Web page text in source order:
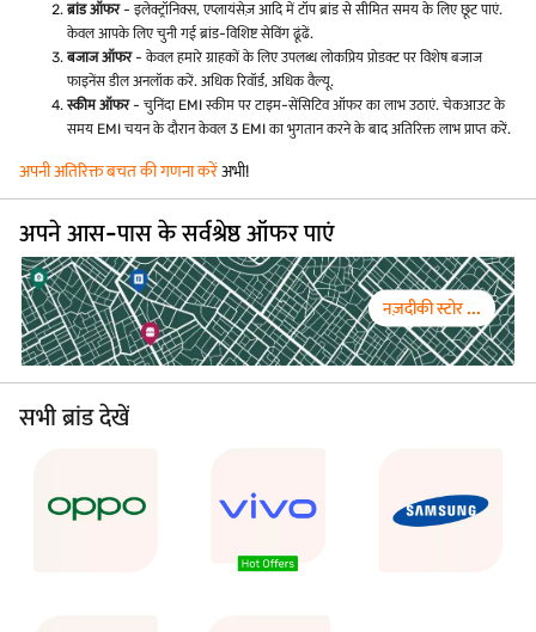
ब्रांड ऑफर- इलेक्ट्रॉनिक्स, एप्लायंसेज़ आदि में टॉप ब्रांड से सीमित समय के लिए छूट पाएं.
केवल आपके लिए चुनी गई ब्रांड-विशिष्ट सेविंग ढूंढें.
बजाज ऑफर- केवल हमारे ग्राहकों के लिए उपलब्ध लोकप्रिय प्रोडक्ट पर विशेष बजाज
फाइनेंस डील अनलॉक करें. अधिक रिवॉर्ड, अधिक वैल्यू.
स्कीम ऑफर- चुनिंदा EMI स्कीम पर टाइम-सेंसिटिव ऑफर का लाभ उठाएं. चेकआउट के
समय EMI चयन के दौरान केवल 3 EMI का भुगतान करने के बाद अतिरिक्त लाभ प्राप्त करें.
अपनी अतिरिक्त बचत की गणना करेंअभी!
अपने आस-पास के सर्वश्रेष्ठ ऑफर पाएं
नज़दीकी स्टोर ...
सभी ब्रांड देखें